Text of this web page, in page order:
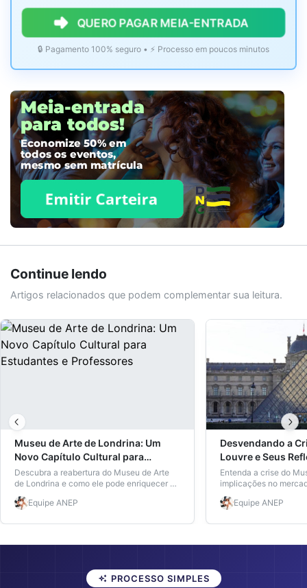
QUERO PAGAR MEIA-ENTRADA
🔒 Pagamento 100% seguro • ⚡ Processo em poucos minutos
Continue lendo
Artigos relacionados que podem complementar sua leitura.
Museu de Arte de Londrina: Um
Novo Capítulo Cultural para
Estudantes e Professores
Descubra a reabertura do Museu de Arte
de Londrina e como ele pode enriquecer a
educação dos alunos e professores da
região.Equipe ANEP
Desvendando a
Louvre e Seus
Mercado da Arte
Entenda a crise do
implicações no
como isso se
artística no Brasil.
Equipe ANEP
PROCESSO SIMPLES